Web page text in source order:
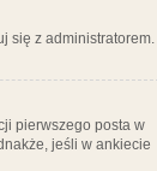
się z administratorem.
pierwszego posta w
jeśli w ankiecie